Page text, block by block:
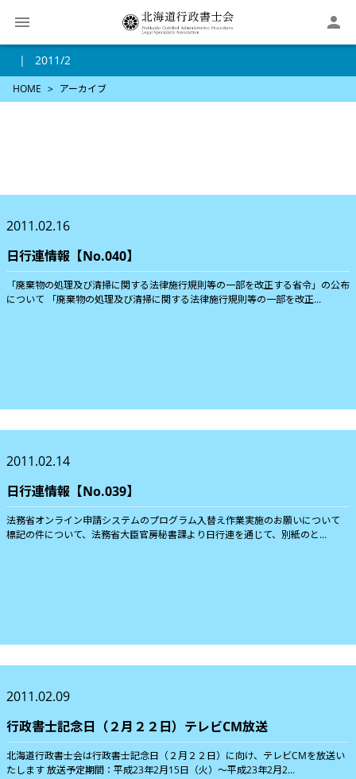

2011/2
HOME アーカイブ
2011.02.16
日行連情報【No.040】
「廃棄物の処理及び清掃に関する法律施行規則等の一部を改正する省令」の公布
について 「廃棄物の処理及び清掃に関する法律施行規則等の一部を改正...
2011.02.14
日行連情報【No.039】
法務省オンライン申請システムのプログラム入替え作業実施のお願いについて
標記の件について、法務省大臣官房秘書課より日行連を通じて、別紙のと...
2011.02.09
行政書士記念日（２月２２日）テレビCM放送
北海道行政書士会は行政書士記念日（２月２２日）に向け、テレビCMを放送い
たします 放送予定期間：平成23年2月15日（火）〜平成23年2月2...